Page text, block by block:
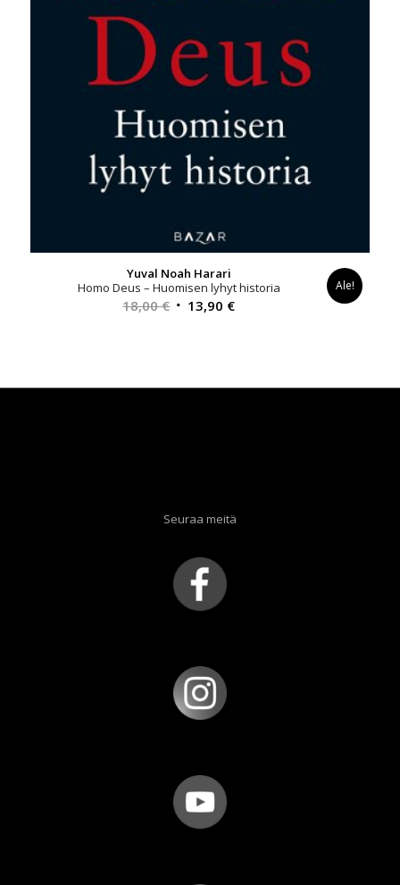
Yuval Noah Harari
Homo Deus – Huomisen lyhyt historia
18,00€ Alkuperäinen
13,90 €Nykyinen
Ale!
Seuraa meitä